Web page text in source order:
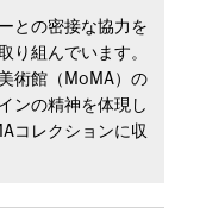
との密接な協力を
り組んでいます。
術館（MoMA）の
ンの精神を体現し
コレクションに収